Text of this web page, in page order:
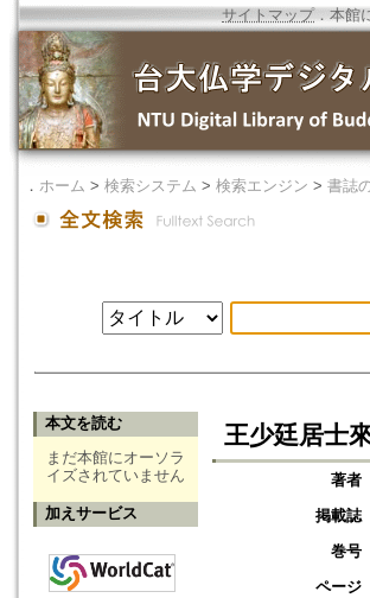
サイトマップ．本館
． ホーム > 検索システム > 検索エンジン > 書誌
本文を読む
まだ本館にオーソラ
イズされていません
加えサービス
王少廷居士
著者
掲載誌
巻号
ページ